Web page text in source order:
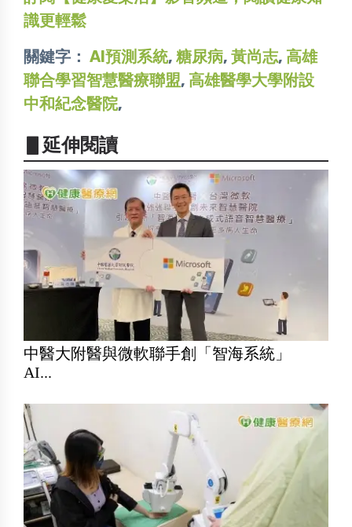
識更輕鬆
關鍵字： AI預測系統, 糖尿病, 黃尚志, 高雄
聯合學習智慧醫療聯盟, 高雄醫學大學附設
中和紀念醫院,
▋延伸閱讀
中醫大附醫與微軟聯手創「智海系統」
AI...